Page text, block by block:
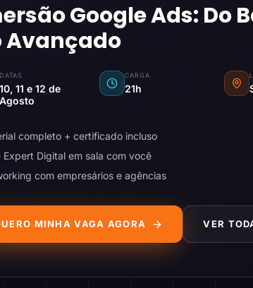
Google Ads: Do
Avançado
11 e 12 de
Agosto
CARGA
21h
completo + certificado incluso
Expert Digital em sala com você
com empresários e agências
MINHA VAGA AGORA VER